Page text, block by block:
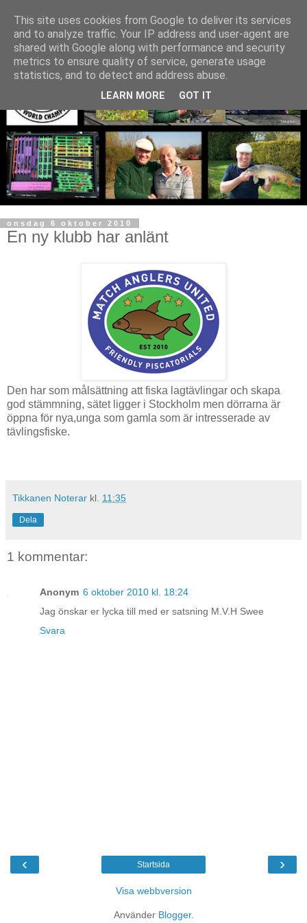
onsdag 6 oktober 2010
En ny klubb har anlänt
Den har som målsättning att fiska lagtävlingar och skapa
god stämmning, sätet ligger i Stockholm men dörrarna är
öppna för nya,unga som gamla som är intresserade av
tävlingsfiske.
Tikkanen Noterar kl. 11:35
Dela
1 kommentar:
Anonym 6 oktober 2010 kl. 18:24
Jag önskar er lycka till med er satsning M.V.H Swee
Svara
‹ ›
Startsida
Visa webbversion
Använder Blogger.
This site uses cookies from Google to deliver its services
and to analyze traffic. Your IP address and user-agent are
shared with Google along with performance and security
metrics to ensure quality of service, generate usage
statistics, and to detect and address abuse.
LEARN MORE GOT IT